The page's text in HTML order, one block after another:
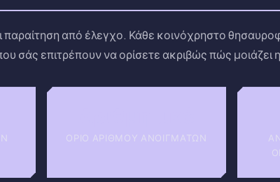
παραίτηση από έλεγχο. Κάθε κοινόχρηστο
σάς επιτρέπουν να ορίσετε ακριβώς πώς μοιάζει
ΌΡΙΟ ΑΡΙΘΜΟΎ ΑΝΟΙΓΜΆΤΩΝ